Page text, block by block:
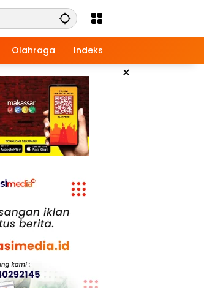
Olahraga Indeks
×